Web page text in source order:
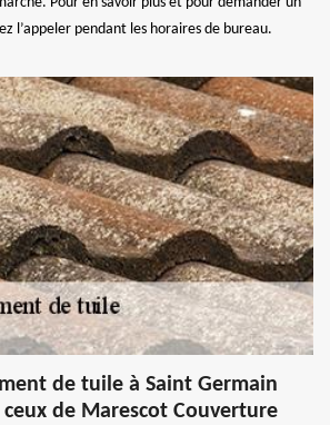
l’appeler pendant les horaires de bureau.
de tuile à Saint Germain
de Marescot Couverture